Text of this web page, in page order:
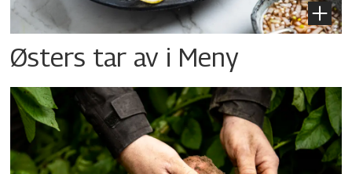
Østers tar av i Meny